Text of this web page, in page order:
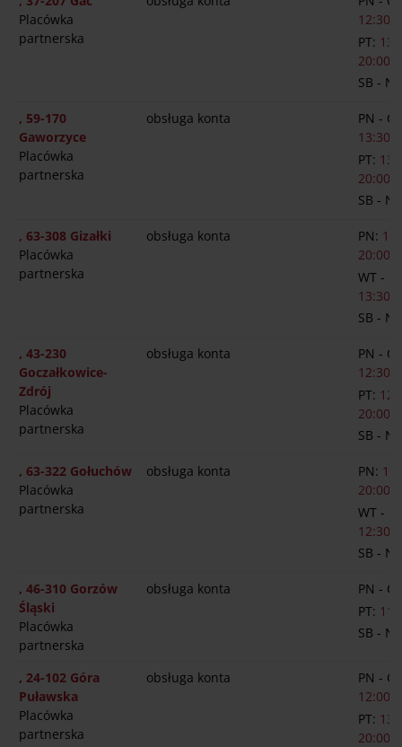
Placówka
partnerska
12:30-
PT:
20:00
SB -
, 59-170
Gaworzyce
Placówka
partnerska
obsługa konta
PN -
13:30-
PT:
20:00
SB -
, 63-308 Gizałki
Placówka
partnerska
obsługa konta PN:
20:00
WT -
13:30-
SB -
, 43-230
Goczałkowice-
Zdrój
Placówka
partnerska
obsługa konta
PN -
12:30-
PT:
20:00
SB -
, 63-322 Gołuchów
Placówka
partnerska
obsługa konta PN:
20:00
WT -
12:30-
SB -
, 46-310 Gorzów
Śląski
Placówka
partnerska
obsługa konta
PN -
PT:
SB -
, 24-102 Góra
Puławska
Placówka
partnerska
obsługa konta
PN -
12:00-
PT:
20:00